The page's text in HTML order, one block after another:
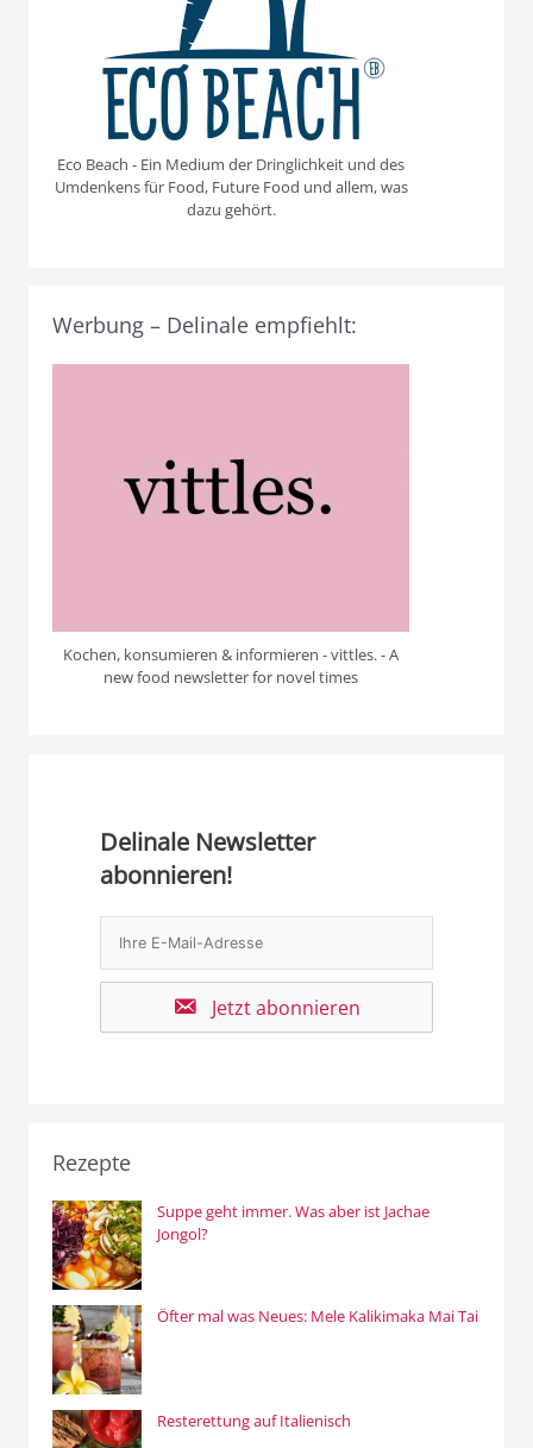
Eco Beach - Ein Medium der Dringlichkeit und des
Umdenkens für Food, Future Food und allem, was
dazu gehört.
Werbung – Delinale empfiehlt:
Kochen, konsumieren & informieren - vittles. - A
new food newsletter for novel times
Delinale Newsletter
abonnieren!
Jetzt abonnieren
Rezepte
Suppe geht immer. Was aber ist Jachae
Jongol?
Öfter mal was Neues: Mele Kalikimaka Mai Tai
Resterettung auf Italienisch